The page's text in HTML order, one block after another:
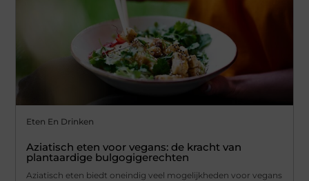
Eten En Drinken
Aziatisch eten voor vegans: de kracht van
plantaardige bulgogigerechten
Aziatisch eten biedt oneindig veel mogelijkheden voor vegans